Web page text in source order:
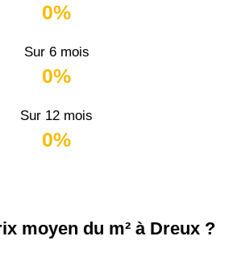
0%
Sur 6 mois
0%
Sur 12 mois
0%
moyen du m² à Dreux ?